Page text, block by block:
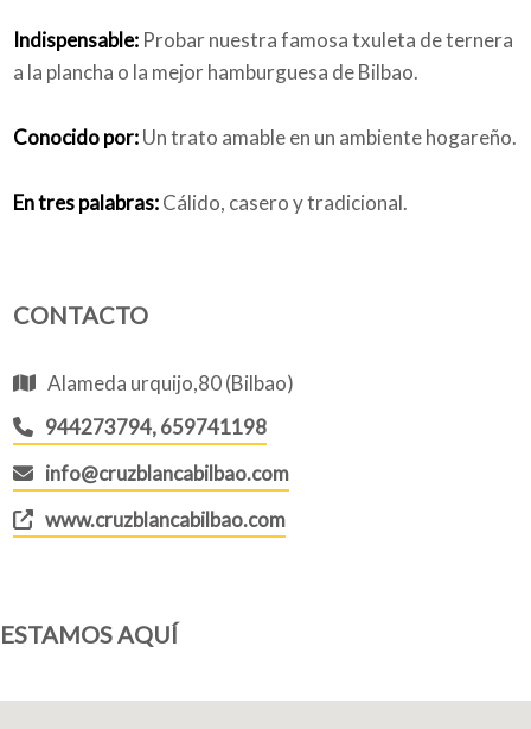
Indispensable: Probar nuestra famosa txuleta de ternera
a la plancha o la mejor hamburguesa de Bilbao.
Conocido por:Un trato amable en un ambiente hogareño.
En tres palabras:Cálido, casero y tradicional.
CONTACTO
Alameda urquijo,80 (Bilbao)
944273794, 659741198
info@cruzblancabilbao.com
www.cruzblancabilbao.com
ESTAMOS AQUÍ